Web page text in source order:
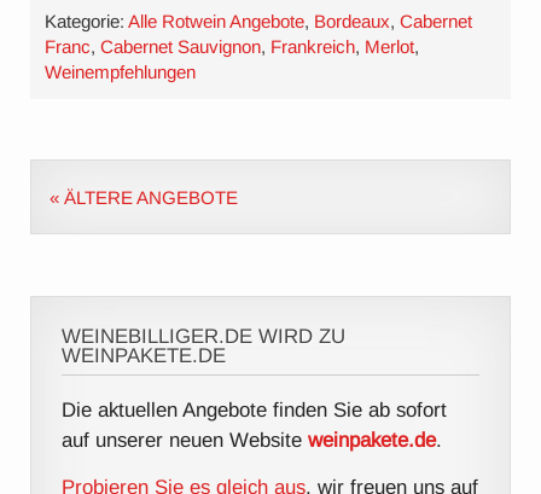
Kategorie:Alle Rotwein Angebote, Bordeaux,Cabernet
Franc,Cabernet Sauvignon, Frankreich, Merlot,
Weinempfehlungen
« ÄLTERE ANGEBOTE
WEINEBILLIGER.DE WIRD ZU
WEINPAKETE.DE
Die aktuellen Angebote finden Sie ab sofort
auf unserer neuen Websiteweinpakete.de.
Probieren Sie es gleich aus, wir freuen uns auf